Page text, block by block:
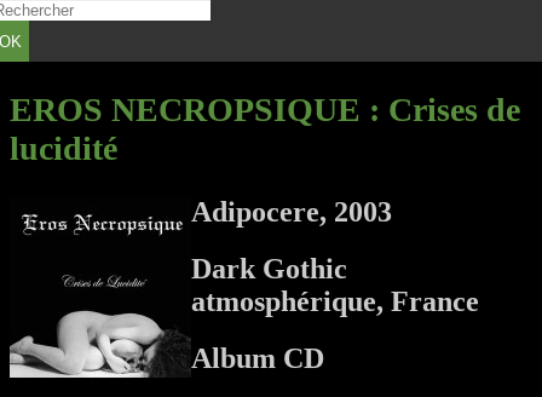
OK
EROS NECROPSIQUE : Crises de
lucidité
Adipocere, 2003
Dark Gothic
atmosphérique, France
Album CD